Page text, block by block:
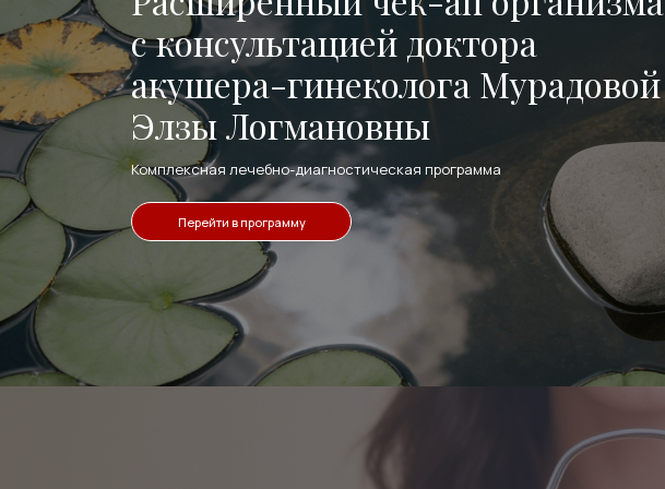
с консультацией доктора
акушера-гинеколога Мурадовой
Элзы Логмановны
Перейти в программу
Комплексная лечебно-диагностическая программа